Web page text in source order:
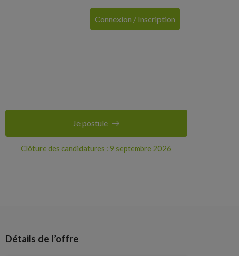
Connexion / Inscription
Clôture des candidatures : 9 septembre 2026
Je postule
Détails de l’offre